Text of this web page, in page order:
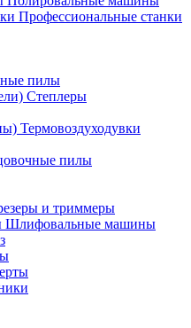
Профессиональные станки
пилы
Степлеры
Термовоздуходувки
пилы
и триммеры
Шлифовальные машины